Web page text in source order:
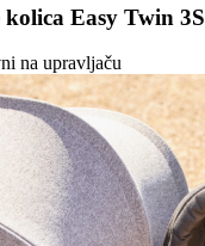
Easy Twin 3S
na upravljaču